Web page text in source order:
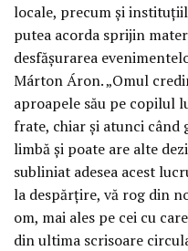
locale, precum și
putea acorda sprijin
desfășurarea
Márton Áron. „Omul
aproapele său pe copilul
frate, chiar și atunci când
limbă și poate are alte
subliniat adesea acest
la despărțire, vă rog din
om, mai ales pe cei cu
din ultima scrisoare